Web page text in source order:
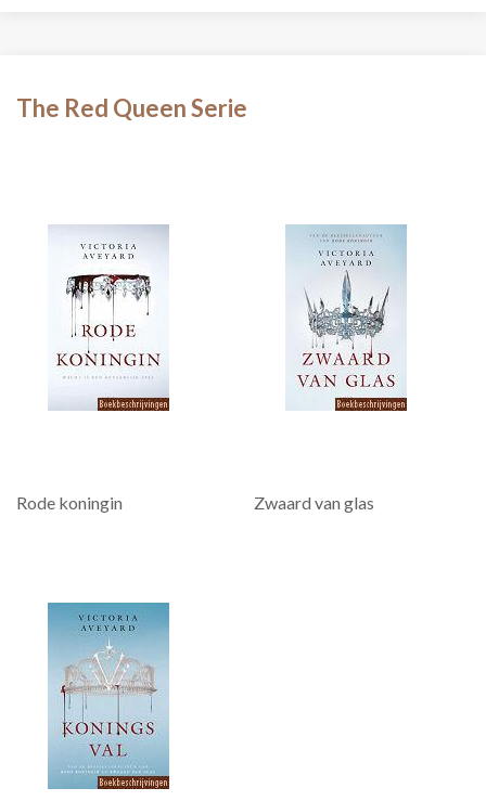
The Red Queen Serie
Rode koningin Zwaard van glas